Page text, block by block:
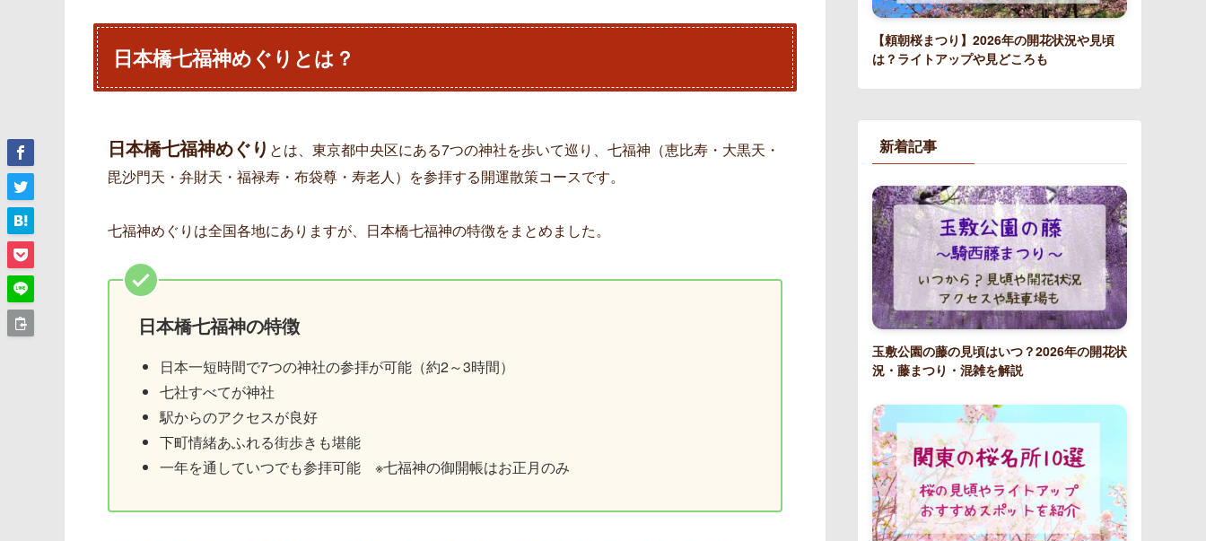
日本橋七福神めぐりとは？
日本橋七福神めぐり とは、東京都中央区にある7つの神社を歩いて巡り、七福神（恵比寿・大黒天・
毘沙門天・弁財天・福禄寿・布袋尊・寿老人）を参拝する開運散策コースです。
七福神めぐりは全国各地にありますが、日本橋七福神の特徴をまとめました。
日本橋七福神の特徴
日本一短時間で7つの神社の参拝が可能（約2～3時間）
七社すべてが神社
駅からのアクセスが良好
下町情緒あふれる街歩きも堪能
一年を通していつでも参拝可能 ※七福神の御開帳はお正月のみ
【頼朝桜まつり】2026年の開花状況や見頃
は？ライトアップや見どころも
新着記事
玉敷公園の藤の見頃はいつ？2026年の開花状
況・藤まつり・混雑を解説